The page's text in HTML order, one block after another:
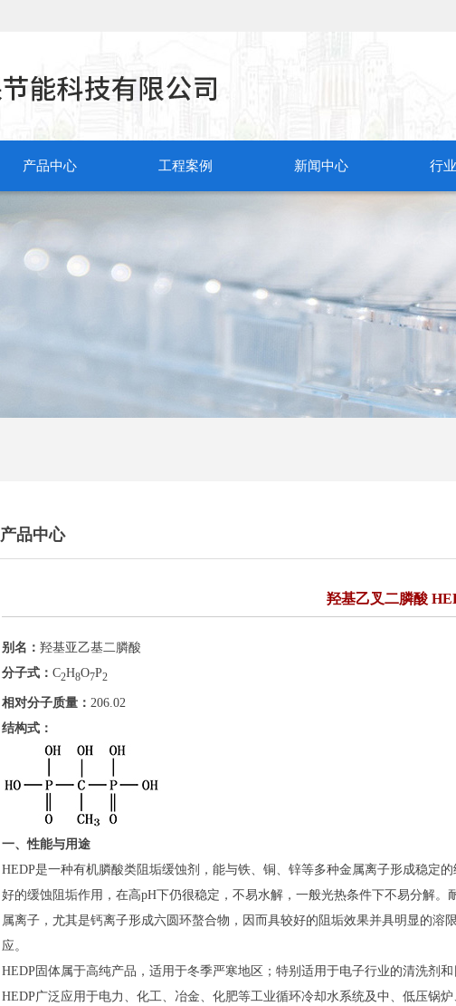
产品中心 工程案例 新闻中心 行
产品中心
羟基乙叉二膦酸
别名： 羟基亚乙基二膦酸
分子式： C2H8O7P2
相对分子质量： 206.02
结构式：
一、性能与用途
HEDP是一种有机膦酸类阻垢缓蚀剂，能与铁、铜、锌等多种金属离子形成稳定
好的缓蚀阻垢作用，在高pH下仍很稳定，不易水解，一般光热条件下不易分解
属离子，尤其是钙离子形成六圆环螯合物，因而具较好的阻垢效果并具明显的
应。
HEDP固体属于高纯产品，适用于冬季严寒地区；特别适用于电子行业的清洗剂
HEDP广泛应用于电力、化工、冶金、化肥等工业循环冷却水系统及中、低压锅